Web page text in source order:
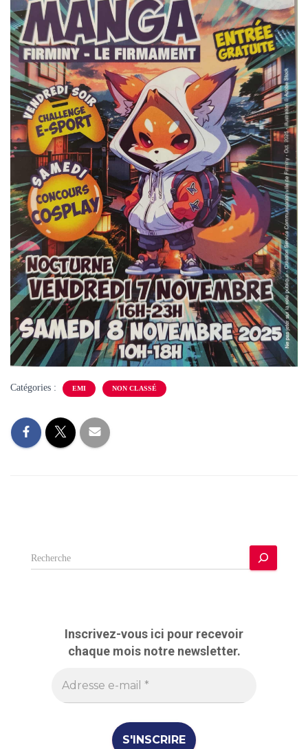
Catégories : EMI NON CLASSÉ
R
e
Inscrivez-vous ici pour recevoir
chaque mois notre newsletter.